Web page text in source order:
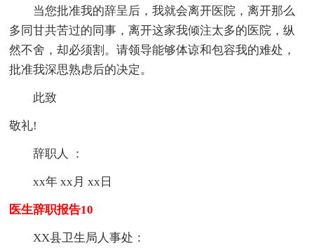
当您批准我的辞呈后，我就会离开医院，离开那么
多同甘共苦过的同事，离开这家我倾注太多的医院，纵
然不舍，却必须割。请领导能够体谅和包容我的难处，
批准我深思熟虑后的决定。
此致
敬礼!
辞职人 ：
xx年 xx月 xx日
医生辞职报告10
XX县卫生局人事处：